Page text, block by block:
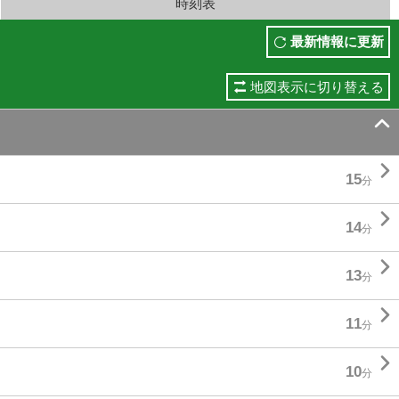
時刻表
最新情報に更新
地図表示に切り替える

15分 
14分 
13分 
11分 
10分 